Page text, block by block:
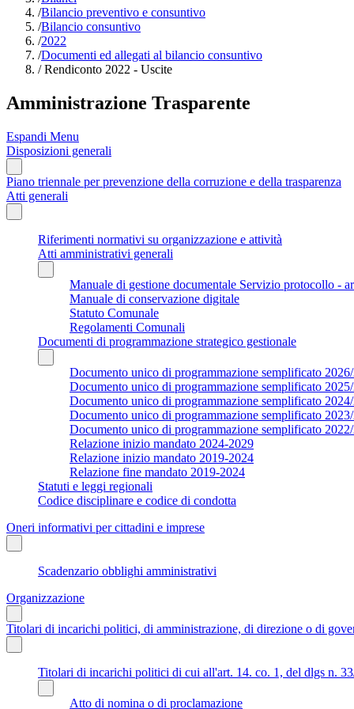
/Bilancio preventivo e consuntivo
/Bilancio consuntivo
/2022
/Documenti ed allegati al bilancio consuntivo
/Rendiconto 2022 - Uscite
Amministrazione Trasparente
Espandi Menu
Disposizioni generali
Piano triennale per prevenzione della corruzione e della trasparenza
Atti generali
Riferimenti normativi su organizzazione e attività
Atti amministrativi generali
Manuale di gestione documentale Servizio protocollo -
Manuale di conservazione digitale
Statuto Comunale
Regolamenti Comunali
Documenti di programmazione strategico gestionale
Documento unico di programmazione semplificato
Documento unico di programmazione semplificato
Documento unico di programmazione semplificato
Documento unico di programmazione semplificato
Documento unico di programmazione semplificato
Relazione inizio mandato 2024-2029
Relazione inizio mandato 2019-2024
Relazione fine mandato 2019-2024
Statuti e leggi regionali
Codice disciplinare e codice di condotta
Oneri informativi per cittadini e imprese
Scadenzario obblighi amministrativi
Organizzazione
Titolari di incarichi politici, di amministrazione, di direzione o di
Titolari di incarichi politici di cui all'art. 14. co. 1, del dlgs n.
Atto di nomina o di proclamazione